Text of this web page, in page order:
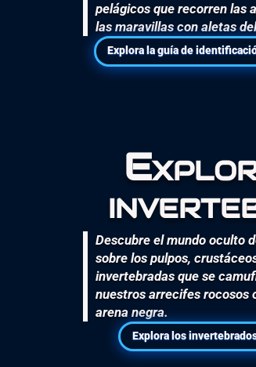
pelágicos que recorren las
las maravillas con aletas
Explora la guía de
Descubre el mundo oculto
sobre los pulpos,
invertebradas que se
nuestros arrecifes rocosos
arena negra.
Explora los